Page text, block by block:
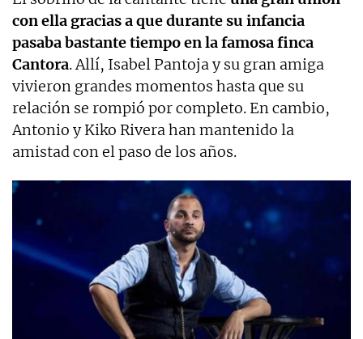
con ella gracias a que durante su infancia
pasaba bastante tiempo en la famosa finca
Cantora. Allí, Isabel Pantoja y su gran amiga
vivieron grandes momentos hasta que su
relación se rompió por completo. En cambio,
Antonio y Kiko Rivera han mantenido la
amistad con el paso de los años.